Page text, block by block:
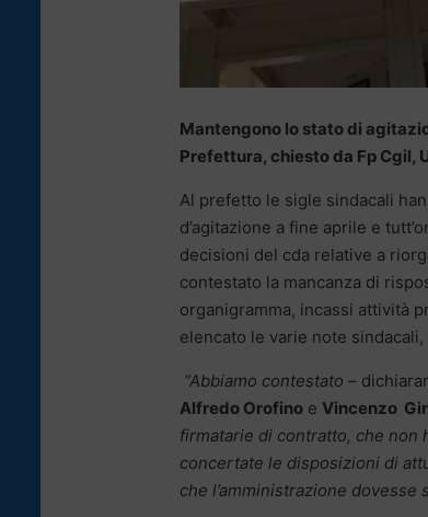
Mantengono lo stato di
Prefettura, chiesto da Fp Cgil,
Al prefetto le sigle sindacali
d’agitazione a fine aprile e
decisioni del cda relative a
contestato la mancanza di
organigramma, incassi attività
elencato le varie note
“Abbiamo contestato –
Alfredo Orofino e Vincenzo
firmatarie di contratto, che non
concertate le disposizioni di
che l’amministrazione